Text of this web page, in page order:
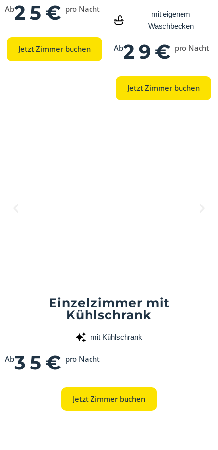
Ab25€ pro Nacht
Jetzt Zimmer buchen
mit eigenem
Waschbecken
Ab29€ pro Nacht
Jetzt Zimmer buchen
Einzelzimmer mit
Kühlschrank
mit Kühlschrank
Ab35€ pro Nacht
Jetzt Zimmer buchen